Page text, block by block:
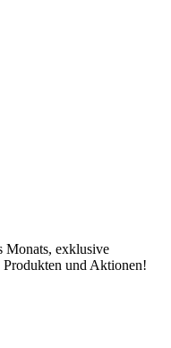
Monats, exklusive
und Aktionen!